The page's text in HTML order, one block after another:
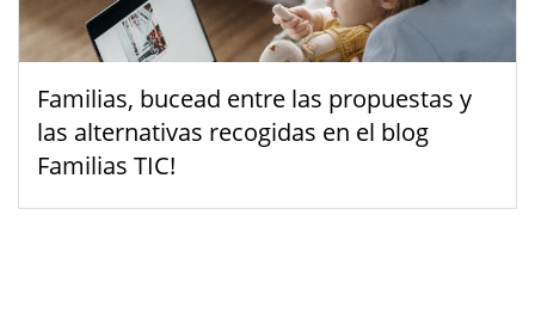
Familias, bucead entre las propuestas y
las alternativas recogidas en el blog
Familias TIC!